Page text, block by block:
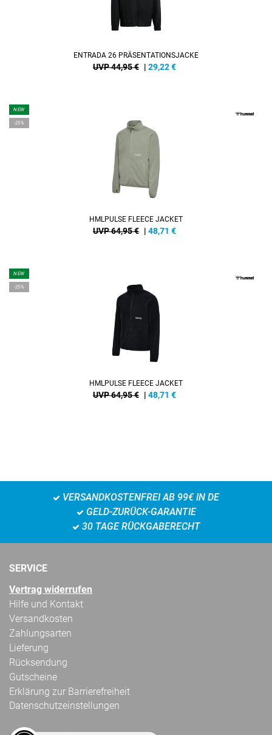
ENTRADA 26 PRÄSENTATIONSJACKE
UVP 44,95 € | 29,22€
NEW
-25%
HMLPULSE FLEECE JACKET
UVP 64,95 € | 48,71 €
NEW
-25%
HMLPULSE FLEECE JACKET
UVP 64,95 € | 48,71 €
VERSANDKOSTENFREI AB 99€ IN DE
GELD-ZURÜCK-GARANTIE
30 TAGE RÜCKGABERECHT
SERVICE
Vertrag widerrufen
Hilfe und Kontakt
Versandkosten
Zahlungsarten
Lieferung
Rücksendung
Gutscheine
Erklärung zur Barrierefreiheit
Datenschutzeinstellungen